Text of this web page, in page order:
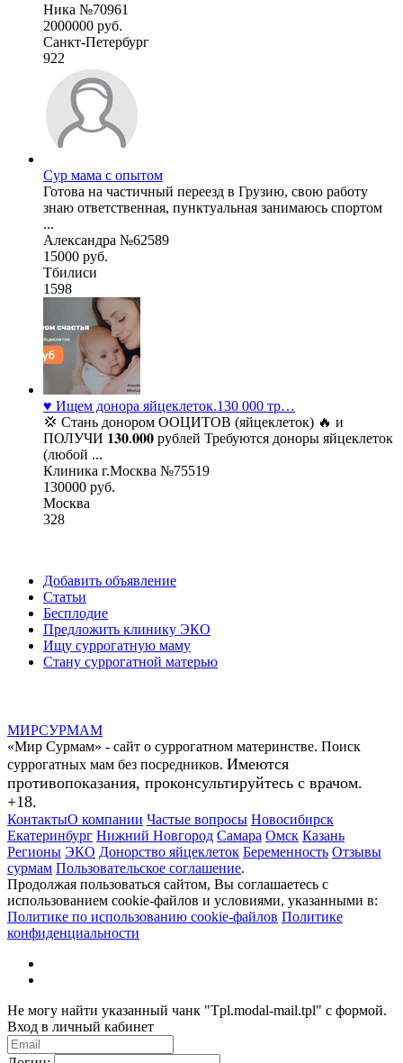
Ника №70961
2000000 руб.
Санкт-Петербург
922
Сур мама с опытом
Готова на частичный переезд в Грузию, свою работу
знаю ответственная, пунктуальная занимаюсь спортом
...
Александра №62589
15000 руб.
Тбилиси
1598
♥️ Ищем донора яйцеклеток.130 000 тр…
💢 Стань донором ООЦИТОВ (яйцеклеток) 🔥 и
ПОЛУЧИ 𝟏𝟑𝟎.𝟎𝟎𝟎 рублей Требуются доноры яйцеклеток
(любой ...
Клиника г.Москва №75519
130000 руб.
Москва
328
Добавить объявление
Статьи
Бесплодие
Предложить клинику ЭКО
Ищу суррогатную маму
Стану суррогатной матерью
МИРСУРМАМ
«Мир Сурмам» - сайт о суррогатном материнстве. Поиск
суррогатных мам без посредников. Имеются
противопоказания, проконсультируйтесь с врачом.
+18.
КонтактыО компании Частые вопросы Новосибирск
Екатеринбург Нижний Новгород Самара Омск Казань
Регионы ЭКО Донорство яйцеклеток Беременность Отзывы
сурмам Пользовательское соглашение.
Продолжая пользоваться сайтом, Вы соглашаетесь с
использованием cookie-файлов и условиями, указанными в:
Политике по использованию cookie-файлов Политике
конфиденциальности
Не могу найти указанный чанк "Tpl.modal-mail.tpl" с формой.
Вход в личный кабинет